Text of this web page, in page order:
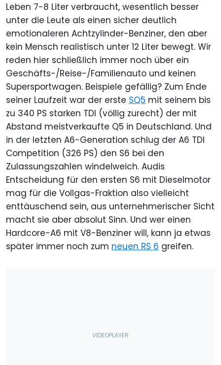
Leben 7-8 Liter verbraucht, wesentlich besser
unter die Leute als einen sicher deutlich
emotionaleren Achtzylinder-Benziner, den aber
kein Mensch realistisch unter 12 Liter bewegt. Wir
reden hier schließlich immer noch über ein
Geschäfts-/Reise-/Familienauto und keinen
Supersportwagen. Beispiele gefällig? Zum Ende
seiner Laufzeit war der erste SQ5 mit seinem bis
zu 340 PS starken TDI (völlig zurecht) der mit
Abstand meistverkaufte Q5 in Deutschland. Und
in der letzten A6-Generation schlug der A6 TDI
Competition (326 PS) den S6 bei den
Zulassungszahlen windelweich. Audis
Entscheidung für den ersten S6 mit Dieselmotor
mag für die Vollgas-Fraktion also vielleicht
enttäuschend sein, aus unternehmerischer Sicht
macht sie aber absolut Sinn. Und wer einen
Hardcore-A6 mit V8-Benziner will, kann ja etwas
später immer noch zum neuen RS 6 greifen.